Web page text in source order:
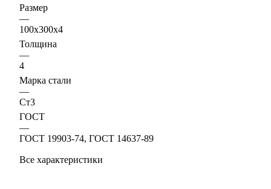
Размер
—
100х300х4
Толщина
—
4
Марка стали
—
Ст3
ГОСТ
—
ГОСТ 19903-74, ГОСТ 14637-89
Все характеристики